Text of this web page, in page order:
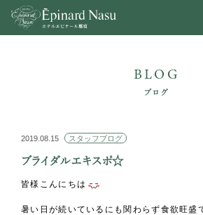
BLOG
ブログ
2019.08.15 スタッフブログ
ブライダルエキスポ☆
皆様こんにちは
暑い日が続いているにも関わらず食欲旺盛